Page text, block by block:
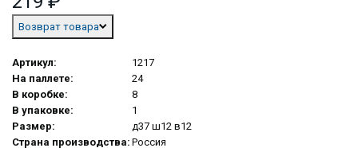
Возврат товара
Артикул:
1217
На паллете:
24
В коробке:
8
В упаковке:
1
Размер:
д37 ш12 в12
Страна производства: Россия